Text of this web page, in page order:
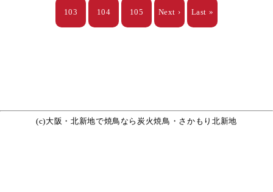
103 104 105 Next › Last »
(c)大阪・北新地で焼鳥なら炭火焼鳥・さかもり北新地